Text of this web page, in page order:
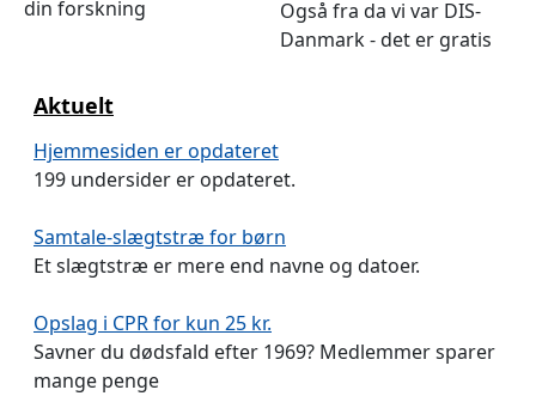
Aktuelt
Hjemmesiden er opdateret
199 undersider er opdateret.
Samtale-slægtstræ for børn
Et slægtstræ er mere end navne og datoer.
Opslag i CPR for kun 25 kr.
Savner du dødsfald efter 1969? Medlemmer sparer
mange penge
din forskning
Også fra da vi var DIS-
Danmark - det er gratis